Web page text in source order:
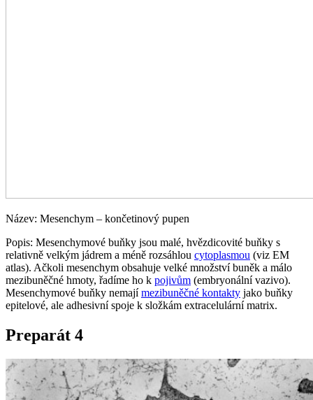
Název: Mesenchym – končetinový pupen
Popis: Mesenchymové buňky jsou malé, hvězdicovité buňky s
relativně velkým jádrem a méně rozsáhlou cytoplasmou (viz EM
atlas). Ačkoli mesenchym obsahuje velké množství buněk a málo
mezibuněčné hmoty, řadíme ho k pojivům (embryonální vazivo).
Mesenchymové buňky nemajímezibuněčné kontakty jako buňky
epitelové, ale adhesivní spoje k složkám extracelulární matrix.
Preparát 4